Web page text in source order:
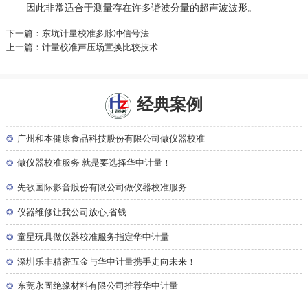
因此非常适合于测量存在许多谐波分量的超声波波形。
下一篇：东坑计量校准多脉冲信号法
上一篇：计量校准声压场置换比较技术
经典案例
◎ 广州和本健康食品科技股份有限公司做仪器校准
◎ 做仪器校准服务 就是要选择华中计量！
◎ 先歌国际影音股份有限公司做仪器校准服务
◎ 仪器维修让我公司放心,省钱
◎ 童星玩具做仪器校准服务指定华中计量
◎ 深圳乐丰精密五金与华中计量携手走向未来！
◎ 东莞永固绝缘材料有限公司推荐华中计量